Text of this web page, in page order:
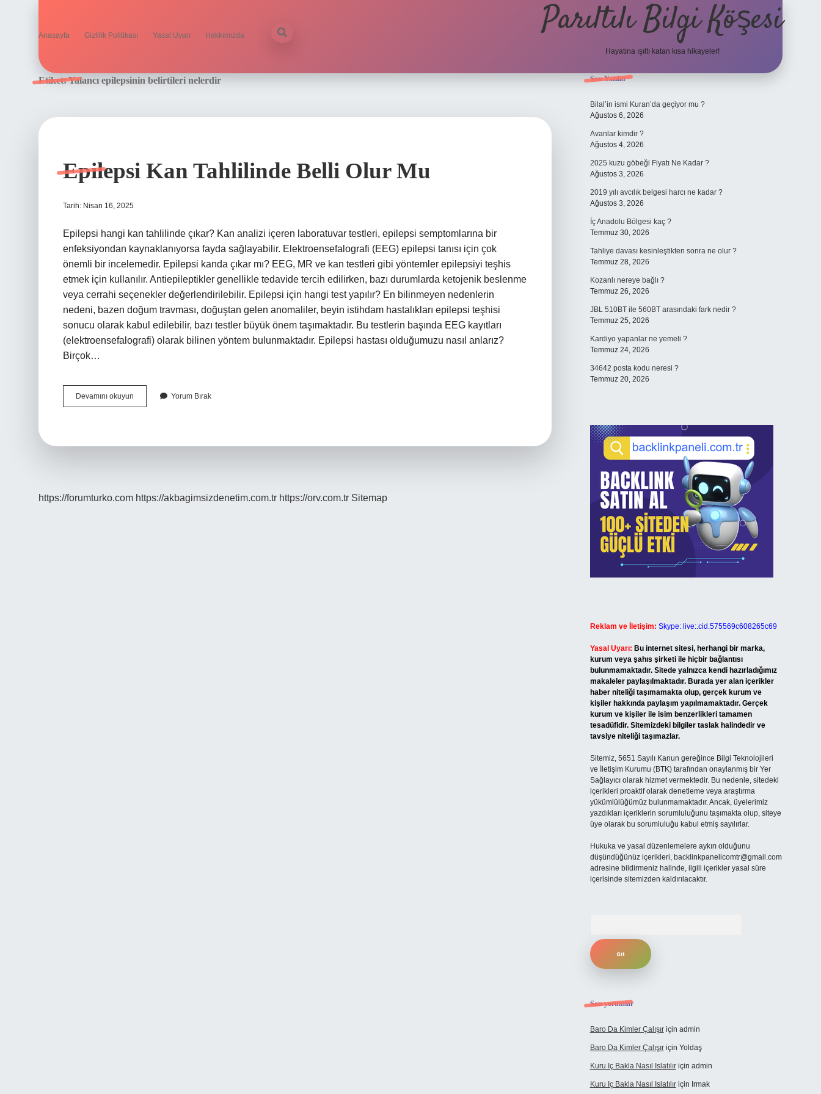
Anasayfa Gizlilik Politikası Yasal Uyarı Hakkımızda Parıltılı Bilgi Köşesi
Hayatına ışıltı katan kısa hikayeler!
Etiket:Yalancı epilepsinin belirtileri nelerdir
Epilepsi Kan Tahlilinde Belli Olur Mu
Tarih: Nisan 16, 2025
Epilepsi hangi kan tahlilinde çıkar? Kan analizi içeren laboratuvar testleri, epilepsi semptomlarına bir
enfeksiyondan kaynaklanıyorsa fayda sağlayabilir. Elektroensefalografi (EEG) epilepsi tanısı için çok
önemli bir incelemedir. Epilepsi kanda çıkar mı? EEG, MR ve kan testleri gibi yöntemler epilepsiyi teşhis
etmek için kullanılır. Antiepileptikler genellikle tedavide tercih edilirken, bazı durumlarda ketojenik beslenme
veya cerrahi seçenekler değerlendirilebilir. Epilepsi için hangi test yapılır? En bilinmeyen nedenlerin
nedeni, bazen doğum travması, doğuştan gelen anomaliler, beyin istihdam hastalıkları epilepsi teşhisi
sonucu olarak kabul edilebilir, bazı testler büyük önem taşımaktadır. Bu testlerin başında EEG kayıtları
(elektroensefalografi) olarak bilinen yöntem bulunmaktadır. Epilepsi hastası olduğumuzu nasıl anlarız?
Birçok…
Devamını okuyun
Kan
Yorum Bırak
https://forumturko.com https://akbagimsizdenetim.com.tr https://orv.com.tr Sitemap
Sidebar
Son Yazılar
Bilal’in ismi Kuran’da geçiyor mu ?
Ağustos 6, 2026
Avanlar kimdir ?
Ağustos 4, 2026
2025 kuzu göbeği Fiyatı Ne Kadar ?
Ağustos 3, 2026
2019 yılı avcılık belgesi harcı ne kadar ?
Ağustos 3, 2026
İç Anadolu Bölgesi kaç ?
Temmuz 30, 2026
Tahliye davası kesinleştikten sonra ne olur ?
Temmuz 28, 2026
Kozanlı nereye bağlı ?
Temmuz 26, 2026
JBL 510BT ile 560BT arasındaki fark nedir ?
Temmuz 25, 2026
Kardiyo yapanlar ne yemeli ?
Temmuz 24, 2026
34642 posta kodu neresi ?
Temmuz 20, 2026
Reklam ve İletişim: Skype: live:.cid.575569c608265c69
Yasal Uyarı: Bu internet sitesi, herhangi bir marka,
kurum veya şahıs şirketi ile hiçbir bağlantısı
bulunmamaktadır. Sitede yalnızca kendi hazırladığımız
makaleler paylaşılmaktadır. Burada yer alan içerikler
haber niteliği taşımamakta olup, gerçek kurum ve
kişiler hakkında paylaşım yapılmamaktadır. Gerçek
kurum ve kişiler ile isim benzerlikleri tamamen
tesadüfidir. Sitemizdeki bilgiler taslak halindedir ve
tavsiye niteliği taşımazlar.
Sitemiz, 5651 Sayılı Kanun gereğince Bilgi Teknolojileri
ve İletişim Kurumu (BTK) tarafından onaylanmış bir Yer
Sağlayıcı olarak hizmet vermektedir. Bu nedenle, sitedeki
içerikleri proaktif olarak denetleme veya araştırma
yükümlülüğümüz bulunmamaktadır. Ancak, üyelerimiz
yazdıkları içeriklerin sorumluluğunu taşımakta olup, siteye
üye olarak bu sorumluluğu kabul etmiş sayılırlar.
Hukuka ve yasal düzenlemelere aykırı olduğunu
düşündüğünüz içerikleri, backlinkpanelicomtr@gmail.com
adresine bildirmeniz halinde, ilgili içerikler yasal süre
içerisinde sitemizden kaldırılacaktır.
Son yorumlar
Baro Da Kimler Çalışıriçin admin
Baro Da Kimler Çalışıriçin Yoldaş
Kuru Iç Bakla Nasıl Islatılıriçin admin
Kuru Iç Bakla Nasıl Islatılıriçin Irmak